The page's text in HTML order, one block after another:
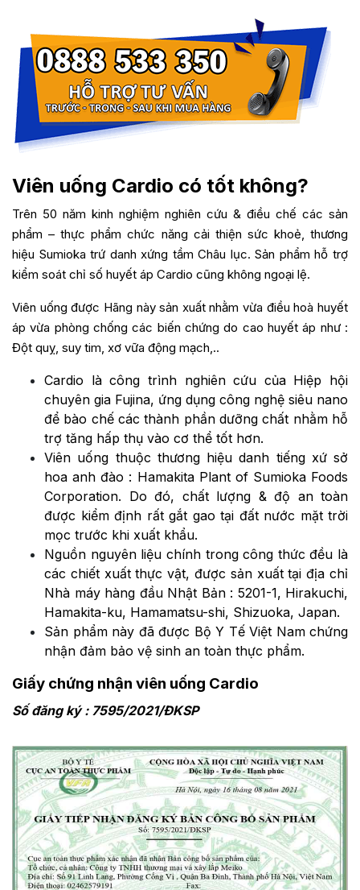
Viên uống Cardio có tốt không?
Trên 50 năm kinh nghiệm nghiên cứu & điều chế các sản
phẩm – thực phẩm chức năng cải thiện sức khoẻ, thương
hiệu Sumioka trứ danh xứng tầm Châu lục. Sản phẩm hỗ trợ
kiểm soát chỉ số huyết áp Cardio cũng không ngoại lệ.
Viên uống được Hãng này sản xuất nhằm vừa điều hoà huyết
áp vừa phòng chống các biến chứng do cao huyết áp như :
Đột quỵ, suy tim, xơ vữa động mạch,..
Cardio là công trình nghiên cứu của Hiệp hội
chuyên gia Fujina, ứng dụng công nghệ siêu nano
để bào chế các thành phần dưỡng chất nhằm hỗ
trợ tăng hấp thụ vào cơ thể tốt hơn.
Viên uống thuộc thương hiệu danh tiếng xứ sở
hoa anh đào : Hamakita Plant of Sumioka Foods
Corporation. Do đó, chất lượng & độ an toàn
được kiểm định rất gắt gao tại đất nước mặt trời
mọc trước khi xuất khẩu.
Nguồn nguyên liệu chính trong công thức đều là
các chiết xuất thực vật, được sản xuất tại địa chỉ
Nhà máy hàng đầu Nhật Bản : 5201-1, Hirakuchi,
Hamakita-ku, Hamamatsu-shi, Shizuoka, Japan.
Sản phẩm này đã được Bộ Y Tế Việt Nam chứng
nhận đảm bảo vệ sinh an toàn thực phẩm.
Giấy chứng nhận viên uống Cardio
Số đăng ký : 7595/2021/ĐKSP